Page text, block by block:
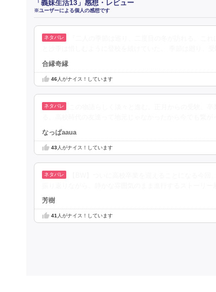
「義妹生活13」感想・レビュー
※ユーザーによる個人の感想です
と沙季は惜しむように登校を続けていた。 季節は廻り、
合縁奇縁
46人がナイス！しています
る。高校時代の友達って地元じゃなかったから今でも繋が
なっぱaaua
43人がナイス！しています
振り返りながら、静かな雰囲気のまま進行するストーリー
芳樹
41 人がナイス！しています